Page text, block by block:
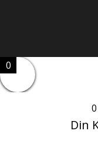
0
0
Din